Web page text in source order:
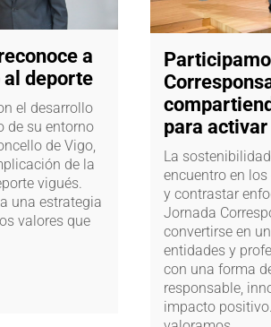
a
al deporte
el desarrollo
de su entorno
de Vigo,
de la
vigués.
una estrategia
valores que
para
La
encuentro en
y contrastar
Jornada
convertirse en
entidades y
con una forma
responsable,
impacto